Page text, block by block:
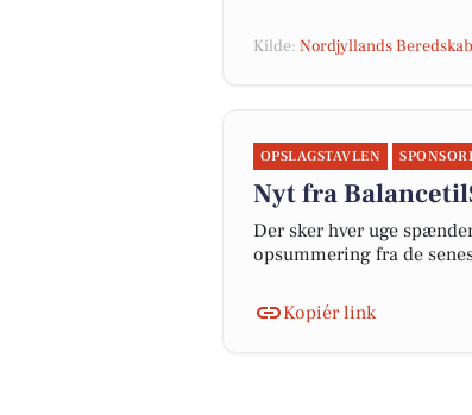
Kilde: Nordjyllands Beredskab
OPSLAGSTAVLEN
Nyt fra
Der sker hver uge
opsummering fra de
Kopiér link